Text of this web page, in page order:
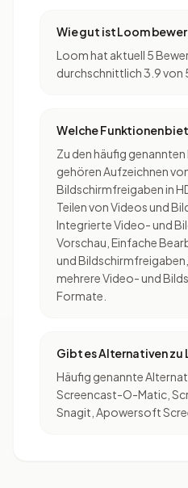
Wie gut ist Loom
Loom hat aktuell 5
durchschnittlich 3.9 von
Welche Funktionen
Zu den häufig
gehören Aufzeichnen
Bildschirmfreigaben in
Teilen von Videos und
Integrierte Video- und
Vorschau, Einfache
und
mehrere Video- und
Formate.
Gibt es Alternativen zu
Häufig genannte
Screencast-O-Matic,
Snagit, Apowersoft